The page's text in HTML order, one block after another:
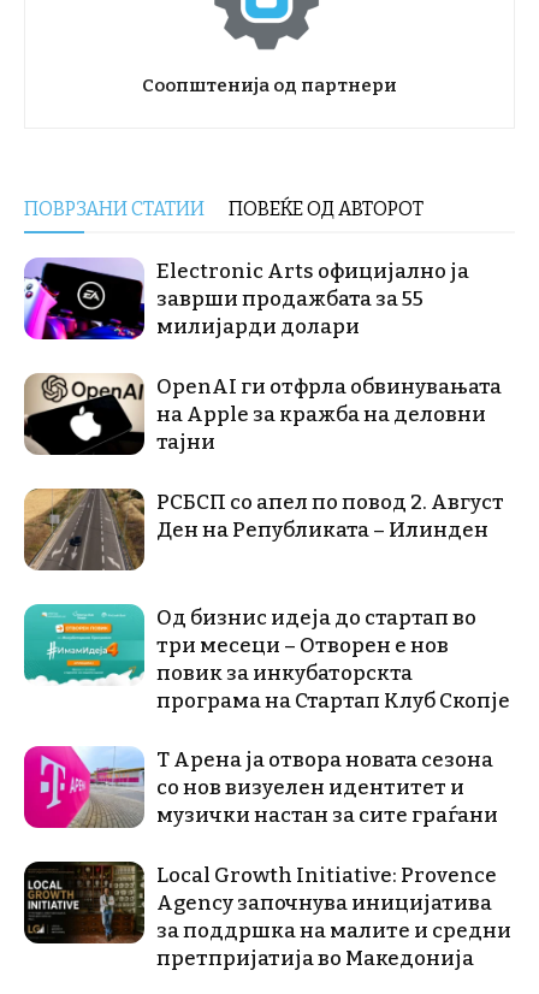
Соопштенија од партнери
ПОВРЗАНИ СТАТИИ ПОВЕЌЕ ОД АВТОРОТ
Electronic Arts официјално ја
заврши продажбата за 55
милијарди долари
OpenAI ги отфрла обвинувањата
на Apple за кражба на деловни
тајни
РСБСП со апел по повод 2. Август
Ден на Републиката – Илинден
Од бизнис идеја до стартап во
три месеци – Отворен е нов
повик за инкубаторскта
програма на Стартап Клуб Скопје
Т Арена ја отвора новата сезона
со нов визуелен идентитет и
музички настан за сите граѓани
Local Growth Initiative: Provence
Agency започнува иницијатива
за поддршка на малите и средни
претпријатија во Македонија